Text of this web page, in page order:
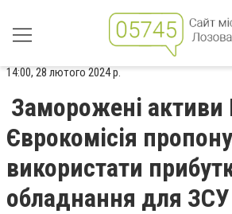
14:00, 28 лютого 2024 р.
Заморожені
Єврокомісія
використати
обладнання для ЗСУ